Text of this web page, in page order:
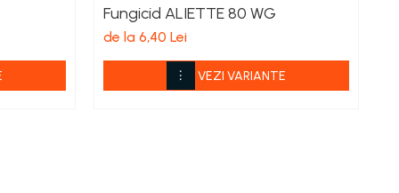
Fungicid ALIETTE 80 WG
de la 6,40 Lei
VEZI VARIANTE